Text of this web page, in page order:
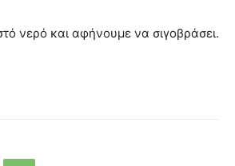
νερό και αφήνουμε να σιγοβράσει.